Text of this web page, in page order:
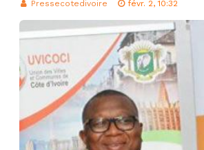
Pressecotedivoire févr. 2, 10:32